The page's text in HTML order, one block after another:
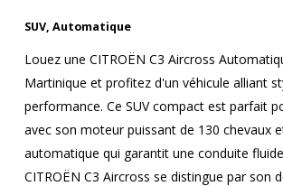
SUV, Automatique
Louez une CITROËN C3 Aircross
Martinique et profitez d'un véhicule alliant
performance. Ce SUV compact est parfait
avec son moteur puissant de 130 chevaux
automatique qui garantit une conduite
CITROËN C3 Aircross se distingue par son